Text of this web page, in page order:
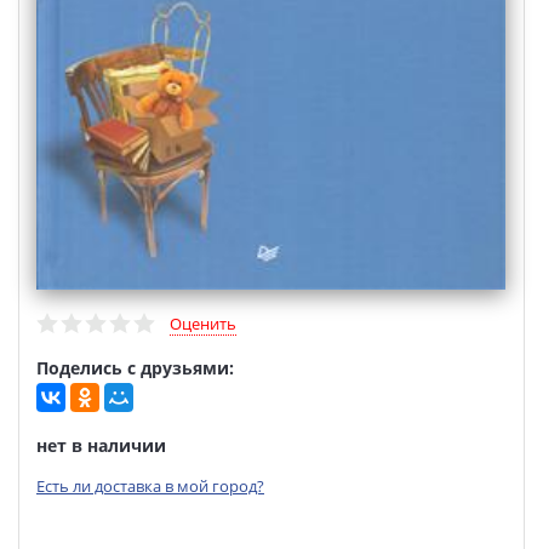
Оценить
Поделись с друзьями:
нет в наличии
Есть ли доставка в мой город?